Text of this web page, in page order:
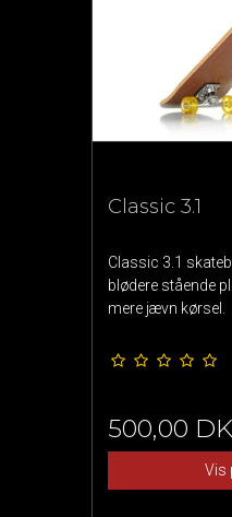
Classic 3.1
Classic 3.1
blødere stående
mere jævn kørsel.
500,00
Vis